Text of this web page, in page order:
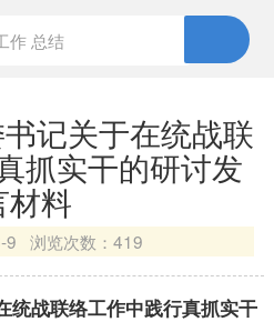
记关于在统战联
抓实干的研讨发
材料
9 浏览次数： 419
统战联络工作中践行真抓实干